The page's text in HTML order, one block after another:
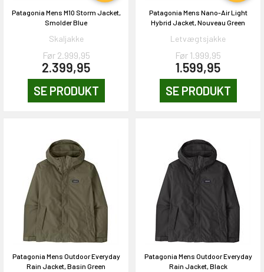
Patagonia Mens M10 Storm Jacket,
Smolder Blue
Skaljakke
Før 2.999,95
2.399,95
SE PRODUKT
Patagonia Mens Nano-Air Light
Hybrid Jacket, Nouveau Green
Letvægtsjakke
Før 1.999,95
1.599,95
SE PRODUKT
Patagonia Mens Outdoor Everyday
Rain Jacket, Basin Green
Patagonia Mens Outdoor Everyday
Rain Jacket, Black